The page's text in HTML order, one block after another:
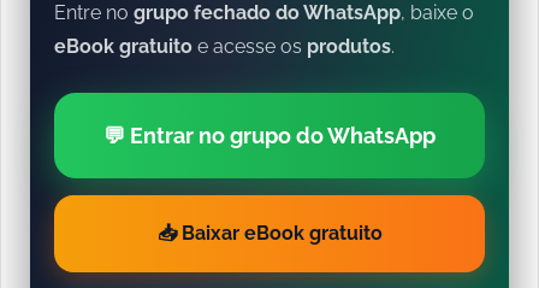
Entre no grupo fechado do WhatsApp, baixe o
eBook gratuito e acesse os produtos.
💬 Entrar no grupo do WhatsApp
📥 Baixar eBook gratuito